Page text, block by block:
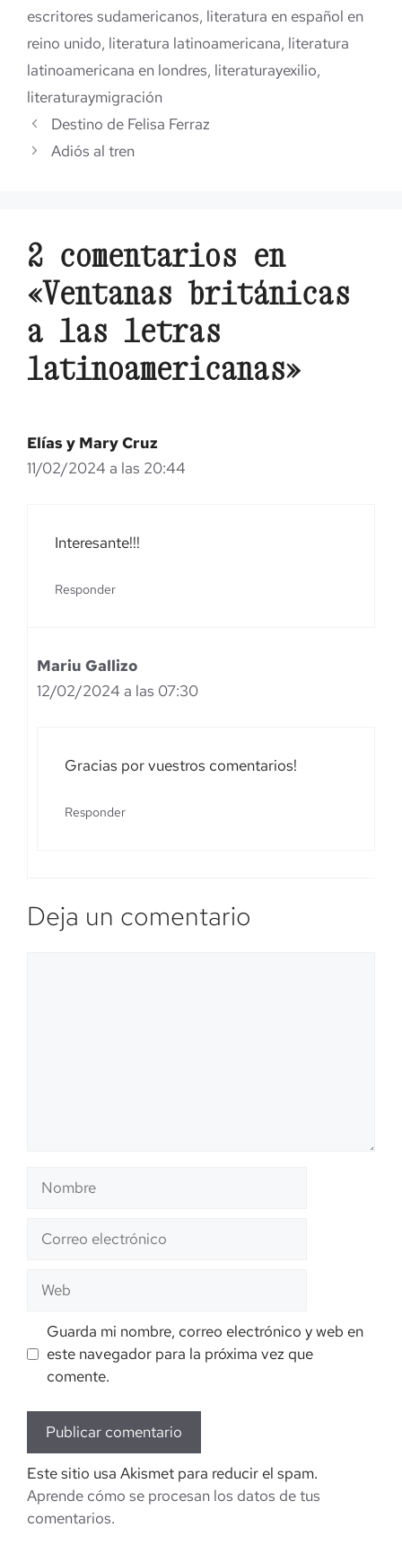
escritores sudamericanos, literatura en español en
reino unido, literatura latinoamericana, literatura
latinoamericana en londres, literaturayexilio,
literaturaymigración
Destino de Felisa Ferraz
Adiós al tren
2 comentarios en
«Ventanas británicas
a las letras
latinoamericanas»
Elías y Mary Cruz
11/02/2024 a las 20:44
Interesante!!!
Responder
Mariu Gallizo
12/02/2024 a las 07:30
Gracias por vuestros comentarios!
Responder
Deja un comentario
Nombre
electrónico
Guarda mi nombre, correo electrónico y web en
este navegador para la próxima vez que
comente.
Este sitio usa Akismet para reducir el spam.
Aprende cómo se procesan los datos de tus
comentarios.